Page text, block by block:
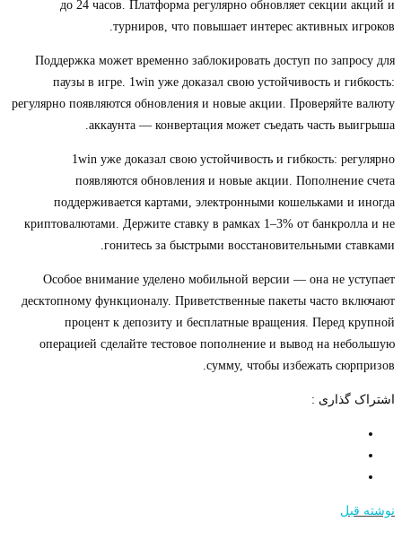
до 24 часов. Платформа регулярно обновляет секции акций и
турниров, что повышает интерес активных игроков.
Поддержка может временно заблокировать доступ по запросу для
паузы в игре. 1win уже доказал свою устойчивость и гибкость:
регулярно появляются обновления и новые акции. Проверяйте валюту
аккаунта — конвертация может съедать часть выигрыша.
1win уже доказал свою устойчивость и гибкость: регулярно
появляются обновления и новые акции. Пополнение счета
поддерживается картами, электронными кошельками и иногда
криптовалютами. Держите ставку в рамках 1–3% от банкролла и не
гонитесь за быстрыми восстановительными ставками.
Особое внимание уделено мобильной версии — она не уступает
десктопному функционалу. Приветственные пакеты часто включают
процент к депозиту и бесплатные вращения. Перед крупной
операцией сделайте тестовое пополнение и вывод на небольшую
сумму, чтобы избежать сюрпризов.
اشتراک گذاری :
نوشته قبل